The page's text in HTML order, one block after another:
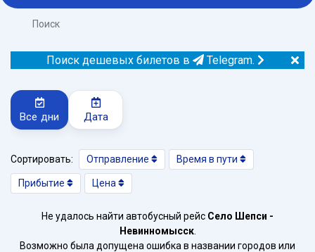
Поиск
Поиск дешевых билетов в Telegram.
Все дни Дата
Сортировать: Отправление Время в пути
Прибытие Цена
Не удалось найти автобусный рейс Село Шепси -
Невинномысск.
Возможно была допущена ошибка в названии городов или